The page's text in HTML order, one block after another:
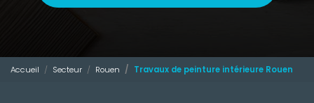
Accueil Secteur Rouen Travaux de peinture intérieure Rouen